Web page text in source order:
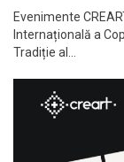
Evenimente
Internațională a
Tradiție al...